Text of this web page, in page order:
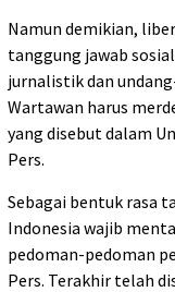
Namun demikian,
tanggung jawab
jurnalistik dan
Wartawan harus
yang disebut dalam
Pers.
Sebagai bentuk rasa
Indonesia wajib
pedoman-pedoman
Pers. Terakhir telah